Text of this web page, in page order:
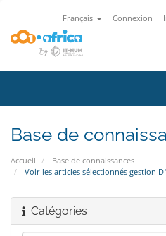
Français Connexion
Base de
Accueil
Base de connaissances
Voir les articles sélectionnés gestion
Catégories